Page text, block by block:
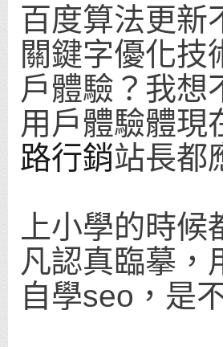
百度算法更新
關鍵字優化技
戶體驗？我想
用戶體驗體現
路行銷站長都
上小學的時
凡認真臨摹，
自學seo，是